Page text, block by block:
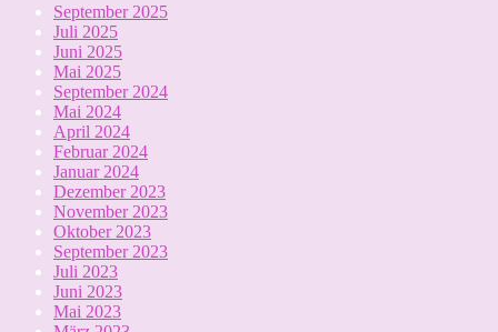
September 2025
Juli 2025
Juni 2025
Mai 2025
September 2024
Mai 2024
April 2024
Februar 2024
Januar 2024
Dezember 2023
November 2023
Oktober 2023
September 2023
Juli 2023
Juni 2023
Mai 2023